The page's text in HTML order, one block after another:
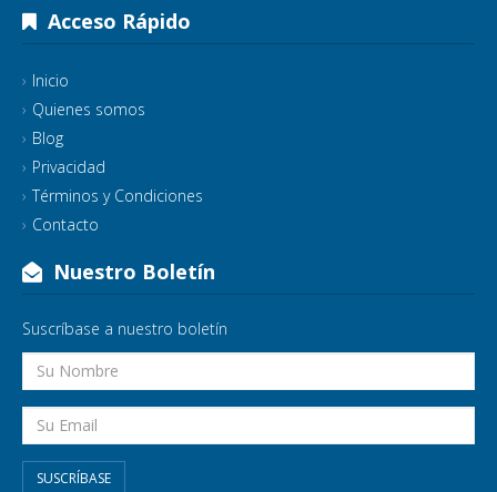
Acceso Rápido
Inicio
Quienes somos
Blog
Privacidad
Términos y Condiciones
Contacto
Nuestro Boletín
Suscríbase a nuestro boletín
SUSCRÍBASE